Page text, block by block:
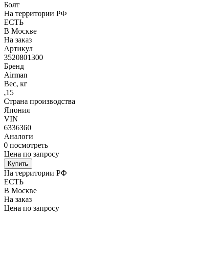
Болт
На территории РФ
ЕСТЬ
В Москве
На заказ
Артикул
3520801300
Бренд
Airman
Вес, кг
,15
Страна производства
Япония
VIN
6336360
Аналоги
0 посмотреть
Цена по запросу
Купить
На территории РФ
ЕСТЬ
В Москве
На заказ
Цена по запросу